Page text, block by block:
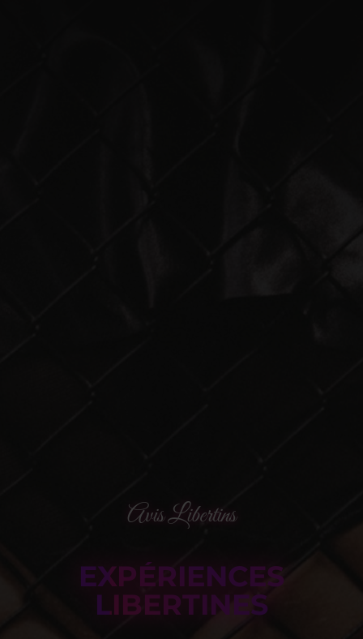
Avis Libertins
EXPÉRIENCES
LIBERTINES